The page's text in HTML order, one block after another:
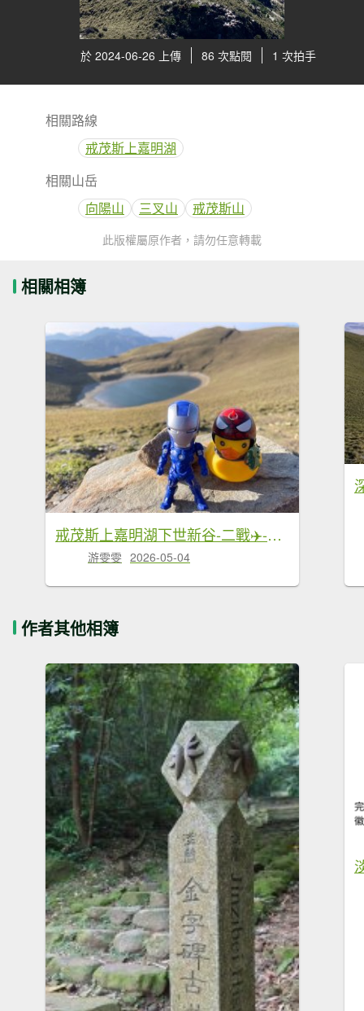
於 2024-06-26 上傳 86 次點閱 1 次拍手
相關路線
戒茂斯上嘉明湖
相關山岳
向陽山
三叉山 戒茂斯山
此版權屬原作者，請勿任意轉載
相關相簿
戒茂斯上嘉明湖下世新谷-二戰✈️-大鵬飛機✈️殘骸
游雯雯 2026-05-04
作者其他相簿